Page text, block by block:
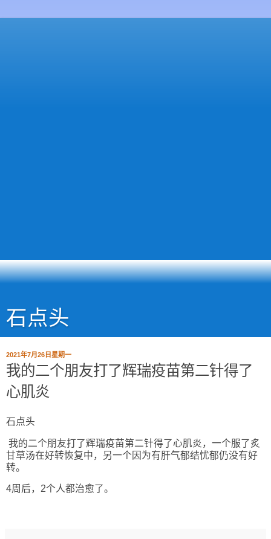
石点头
2021年7月26日星期一
我的二个朋友打了辉瑞疫苗第二针得了
心肌炎
石点头
我的二个朋友打了辉瑞疫苗第二针得了心肌炎，一个服了炙
甘草汤在好转恢复中，另一个因为有肝气郁结忧郁仍没有好
转。
4周后，2个人都治愈了。